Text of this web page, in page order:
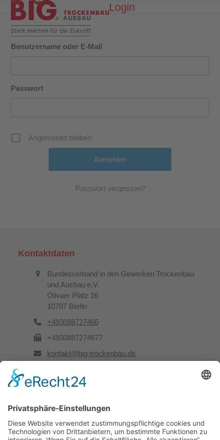
content
Open
mobile
menu
Close
mobile
menu
Login
Benutzername oder E-Mail
Passwort
Angemeldet bleiben
Passwort vergessen?
Kontaktdaten
Bundesverband in den Gewerken Trockenbau
und Ausbau e.V.
Olivaer Platz 16
10707 Berlin
+493088727466
+4930887274677
kontakt@big-trockenbau.de
Rechtliches
Kontakt